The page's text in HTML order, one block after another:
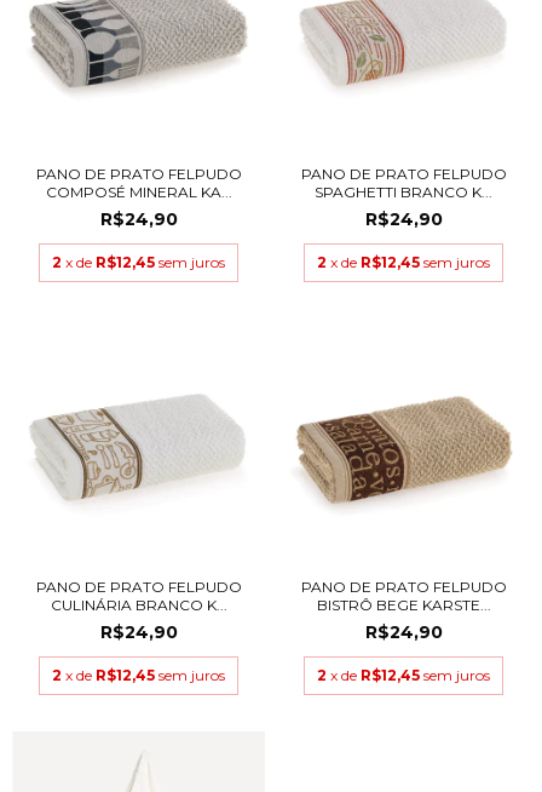
PANO DE PRATO FELPUDO
COMPOSÉ MINERAL KA...
R$24,90
2 x de R$12,45 sem juros
PANO DE PRATO FELPUDO
SPAGHETTI BRANCO K...
R$24,90
2 x de R$12,45 sem juros
PANO DE PRATO FELPUDO
CULINÁRIA BRANCO K...
R$24,90
2 x de R$12,45 sem juros
PANO DE PRATO FELPUDO
BISTRÔ BEGE KARSTE...
R$24,90
2 x de R$12,45 sem juros